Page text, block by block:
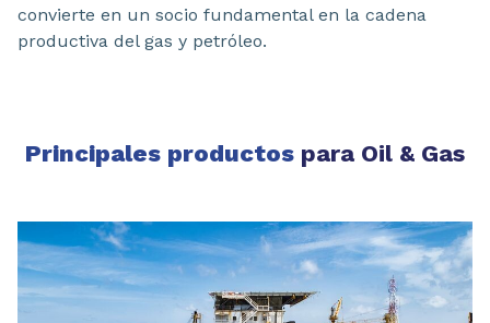
convierte en un socio fundamental en la cadena
productiva del gas y petróleo.
Principales productos para Oil & Gas